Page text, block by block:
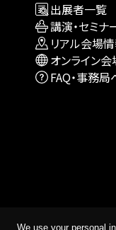
出展者一覧
講演・セミナ
リアル会場
オンライン会
FAQ・事務